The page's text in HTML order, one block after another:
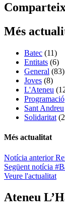
Més
Batec (11)
Entitats (6)
General (83)
Joves (8)
L'Ateneu
Programació
Sant Andreu
Solidaritat
Més actualitat
Navegació
d'entrades
Notícia anterior
Següent notícia
Veure l'actualitat
Ateneu